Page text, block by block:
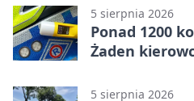
5 sierpnia 2026
Ponad 1200
Żaden
5 sierpnia 2026